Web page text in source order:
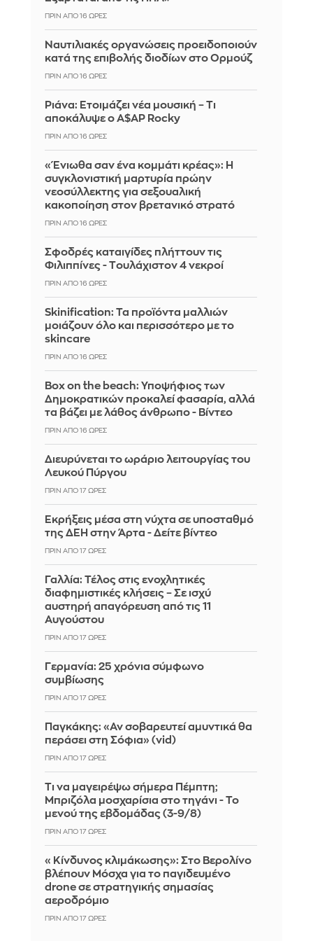
ΠΡΙΝ ΑΠΌ 16 ΏΡΕΣ
Ναυτιλιακές οργανώσεις προειδοποιούν
κατά της επιβολής διοδίων στο Ορμούζ
ΠΡΙΝ ΑΠΌ 16 ΏΡΕΣ
Ριάνα: Ετοιμάζει νέα μουσική – Τι
αποκάλυψε ο A$AP Rocky
ΠΡΙΝ ΑΠΌ 16 ΏΡΕΣ
«Ένιωθα σαν ένα κομμάτι κρέας»: Η
συγκλονιστική μαρτυρία πρώην
νεοσύλλεκτης για σεξουαλική
κακοποίηση στον βρετανικό στρατό
ΠΡΙΝ ΑΠΌ 16 ΏΡΕΣ
Σφοδρές καταιγίδες πλήττουν τις
Φιλιππίνες - Tουλάχιστον 4 νεκροί
ΠΡΙΝ ΑΠΌ 16 ΏΡΕΣ
Skinification: Τα προϊόντα μαλλιών
μοιάζουν όλο και περισσότερο με το
skincare
ΠΡΙΝ ΑΠΌ 16 ΏΡΕΣ
Box on the beach: Υποψήφιος των
Δημοκρατικών προκαλεί φασαρία, αλλά
τα βάζει με λάθος άνθρωπο - Βίντεο
ΠΡΙΝ ΑΠΌ 16 ΏΡΕΣ
Διευρύνεται το ωράριο λειτουργίας του
Λευκού Πύργου
ΠΡΙΝ ΑΠΌ 17 ΏΡΕΣ
Eκρήξεις μέσα στη νύχτα σε υποσταθμό
της ΔΕΗ στην Άρτα - Δείτε βίντεο
ΠΡΙΝ ΑΠΌ 17 ΏΡΕΣ
Γαλλία: Τέλος στις ενοχλητικές
διαφημιστικές κλήσεις – Σε ισχύ
αυστηρή απαγόρευση από τις 11
Αυγούστου
ΠΡΙΝ ΑΠΌ 17 ΏΡΕΣ
Γερμανία: 25 χρόνια σύμφωνο
συμβίωσης
ΠΡΙΝ ΑΠΌ 17 ΏΡΕΣ
Παγκάκης: «Αν σοβαρευτεί αμυντικά θα
περάσει στη Σόφια» (vid)
ΠΡΙΝ ΑΠΌ 17 ΏΡΕΣ
Τι να μαγειρέψω σήμερα Πέμπτη;
Μπριζόλα μοσχαρίσια στο τηγάνι - Το
μενού της εβδομάδας (3-9/8)
ΠΡΙΝ ΑΠΌ 17 ΏΡΕΣ
«Κίνδυνος κλιμάκωσης»: Στο Βερολίνο
βλέπουν Μόσχα για το παγιδευμένο
drone σε στρατηγικής σημασίας
αεροδρόμιο
ΠΡΙΝ ΑΠΌ 17 ΏΡΕΣ